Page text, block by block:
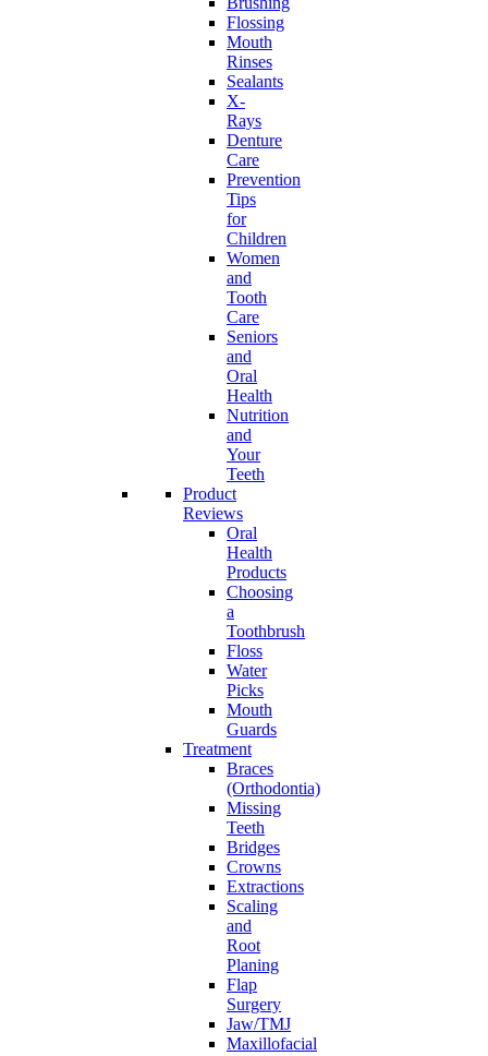
Flossing
Mouth
Rinses
Sealants
X-
Rays
Denture
Care
Prevention
Tips
for
Children
Women
and
Tooth
Care
Seniors
and
Oral
Health
Nutrition
and
Your
Teeth
Product
Reviews
Oral
Health
Products
Choosing
a
Toothbrush
Floss
Water
Picks
Mouth
Guards
Treatment
Braces
(Orthodontia)
Missing
Teeth
Bridges
Crowns
Extractions
Scaling
and
Root
Planing
Flap
Surgery
Jaw/TMJ
Maxillofacial